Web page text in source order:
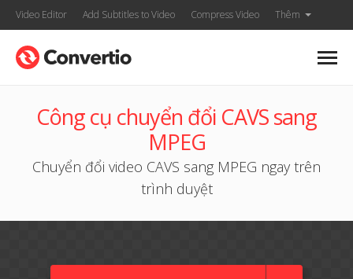
Video Editor Add Subtitles to Video Compress Video Thêm
Công cụ chuyển đổi CAVS sang
MPEG
Chuyển đổi video CAVS sang MPEG ngay trên
trình duyệt